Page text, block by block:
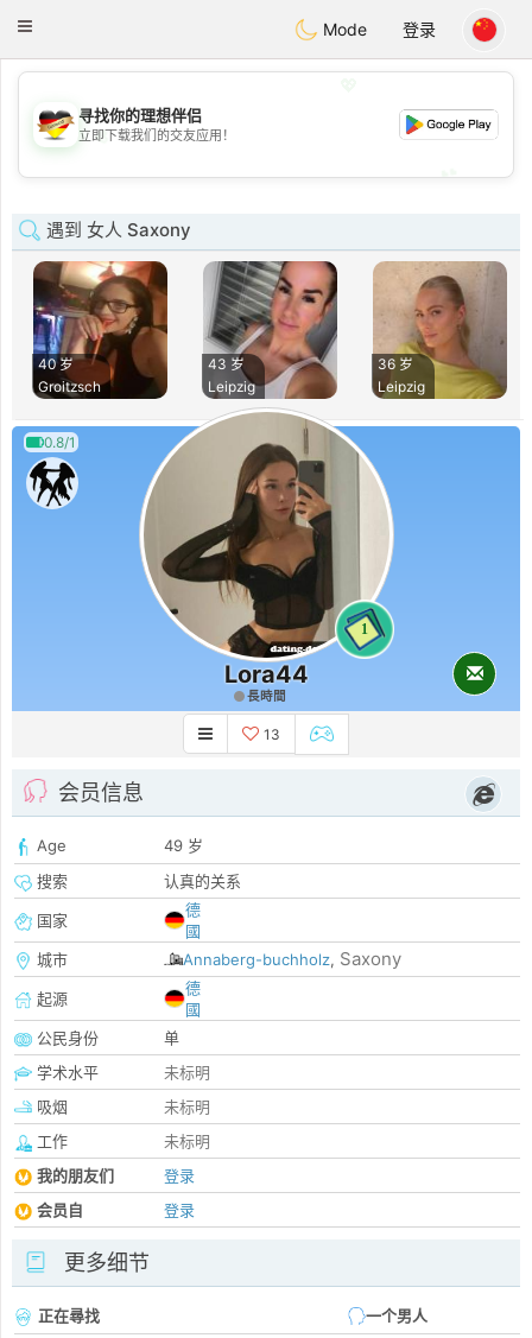
Dating
Toggle
Mode 登录
💖
💕
寻找你的理想伴侣
立即下载我们的交友应用！
遇到 女人 Saxony
40 岁
Groitzsch
43 岁
Leipzig
36 岁
Leipzig
0.8/1
1
Lora44
長時間
13
会员信息
Age
49 岁
搜索
认真的关系
国家
德
國
城市
Annaberg-buchholz, Saxony
起源
德
國
公民身份
单
学术水平
未标明
吸烟
未标明
工作
未标明
我的朋友们
登录
会员自
登录
更多细节
正在尋找
一个男人